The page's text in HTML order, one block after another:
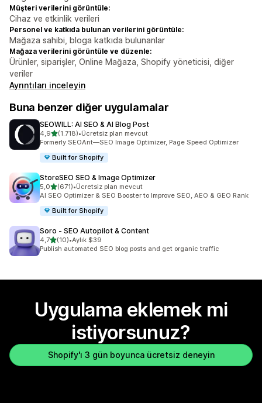
Müşteri verilerini görüntüle:
Cihaz ve etkinlik verileri
Personel ve katkıda bulunan verilerini görüntüle:
Mağaza sahibi, bloga katkıda bulunanlar
Mağaza verilerini görüntüle ve düzenle:
Ürünler, siparişler, Online Mağaza, Shopify yöneticisi, diğer
veriler
Ayrıntıları inceleyin
Buna benzer diğer uygulamalar
SEOWILL: AI SEO & AI Blog Post
4,95 yıldız üzerinden
(1.718)
toplam 1718 değerlendirme
•Ücretsiz plan mevcut
Formerly SEOAnt—SEO Image Optimizer, Page Speed Optimizer
Built for Shopify
StoreSEO SEO & Image Optimizer
5,05 yıldız üzerinden
(671)
toplam 671 değerlendirme
•Ücretsiz plan mevcut
AI SEO Optimizer & SEO Booster to Improve SEO, AEO & GEO Rank
Built for Shopify
Soro ‑ SEO Autopilot & Content
4,75 yıldız üzerinden
(10)
toplam 10 değerlendirme
•Aylık $39
Publish automated SEO blog posts and get organic traffic
Uygulama eklemek mi
istiyorsunuz?
Shopify'ı 3 gün boyunca ücretsiz deneyin